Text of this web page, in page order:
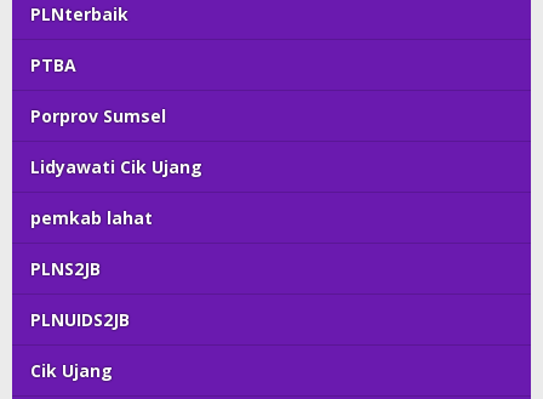
PLNterbaik
PTBA
Porprov Sumsel
Lidyawati Cik Ujang
pemkab lahat
PLNS2JB
PLNUIDS2JB
Cik Ujang